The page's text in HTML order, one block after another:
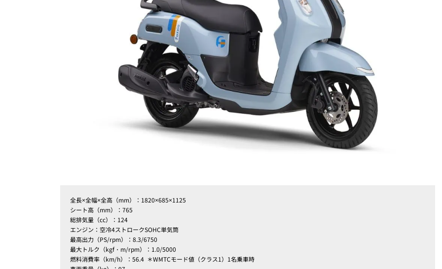
全長×全幅×全高（mm）：1820×685×1125
シート高（mm）：765
総排気量（cc）：124
エンジン：空冷4ストロークSOHC単気筒
最高出力（PS/rpm）：8.3/6750
最大トルク（kgf・m/rpm）：1.0/5000
燃料消費率（km/h）：56.4 ＊WMTCモード値（クラス1）1名乗車時